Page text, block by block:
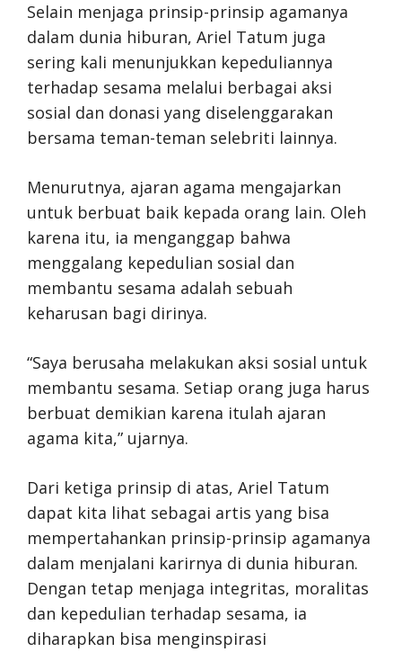
Selain menjaga prinsip-prinsip agamanya
dalam dunia hiburan, Ariel Tatum juga
sering kali menunjukkan kepeduliannya
terhadap sesama melalui berbagai aksi
sosial dan donasi yang diselenggarakan
bersama teman-teman selebriti lainnya.
Menurutnya, ajaran agama mengajarkan
untuk berbuat baik kepada orang lain. Oleh
karena itu, ia menganggap bahwa
menggalang kepedulian sosial dan
membantu sesama adalah sebuah
keharusan bagi dirinya.
“Saya berusaha melakukan aksi sosial untuk
membantu sesama. Setiap orang juga harus
berbuat demikian karena itulah ajaran
agama kita,” ujarnya.
Dari ketiga prinsip di atas, Ariel Tatum
dapat kita lihat sebagai artis yang bisa
mempertahankan prinsip-prinsip agamanya
dalam menjalani karirnya di dunia hiburan.
Dengan tetap menjaga integritas, moralitas
dan kepedulian terhadap sesama, ia
diharapkan bisa menginspirasi